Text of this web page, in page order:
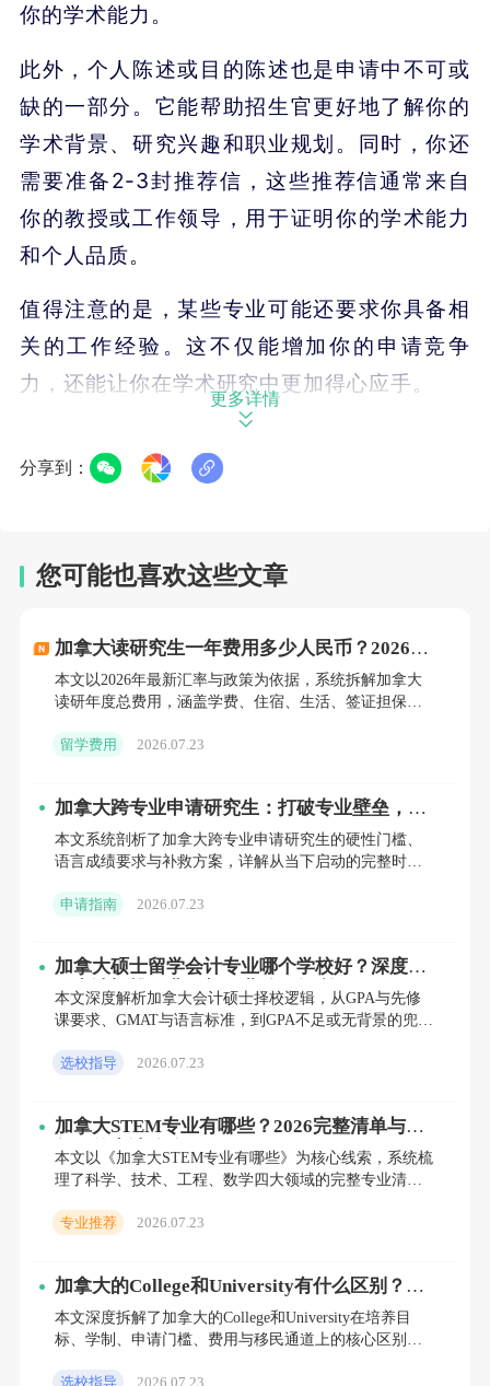
你的学术能力。
此外，个人陈述或目的陈述也是申请中不可或
缺的一部分。它能帮助招生官更好地了解你的
学术背景、研究兴趣和职业规划。同时，你还
需要准备2-3封推荐信，这些推荐信通常来自
你的教授或工作领导，用于证明你的学术能力
和个人品质。
值得注意的是，某些专业可能还要求你具备相
关的工作经验。这不仅能增加你的申请竞争
力，还能让你在学术研究中更加得心应手。
在准备留学的过程中，费用无疑是一个重要的
少钱呢？
必不可少的一项，比如托福或雅思的考试费。
如果你需要参加语言考试培训，费用大约在
1000至5000元人民币之间。此外，学校申请
币不等。签证申请及体检费用也是必不可少
的，签证申请费用大约1010元人民币，体检费
机票，价格在7000至10000元人民币之间。
接下来，我们再来看看后期费用。学费是留学
费用中的大头，研究型硕士学费大约每年
支，包括住宿、伙食、交通和个人开销等，每
月大约需要1000至2000加元。此外，医疗保
险也是必不可少的，每年大约需要1200美元左
右。
将这些费用换算成人民币，加拿大硕士留学一
年的总费用大致在15万至40万人民币之间。当
更多详情
分享到：
您可能也喜欢这些文章
加拿大读研究生一年费用多少人民币？2026年
最新账单拆给你看
本文以2026年最新汇率与政策为依据，系统拆解加拿大
读研年度总费用，涵盖学费、住宿、生活、签证担保金
学费减
留学费用 2026.07.23
加拿大跨专业申请研究生：打破专业壁垒，实
现学术路径重塑
本文系统剖析了加拿大跨专业申请研究生的硬性门槛、
语言成绩要求与补救方案，详解从当下启动的完整时间
从签证、打工政
申请指南 2026.07.23
加拿大硕士留学会计专业哪个学校好？深度拆
解申请门槛、费用与职业移民红利
本文深度解析加拿大会计硕士择校逻辑，从GPA与先修
课要求、GMAT与语言标准，到GPA不足或无背景的兜底
大学等真
选校指导 2026.07.23
加拿大STEM专业有哪些？2026完整清单与三
年工签申请攻略
本文以《加拿大STEM专业有哪些》为核心线索，系统梳
理了科学、技术、工程、数学四大领域的完整专业清
案、低分兜底路
专业推荐 2026.07.23
加拿大的College和University有什么区别？打
破“大专误解”，重新看清求学与移民的底层逻
辑
本文深度拆解了加拿大的College和University在培养目
标、学制、申请门槛、费用与移民通道上的核心区别。
选校指导 2026.07.23